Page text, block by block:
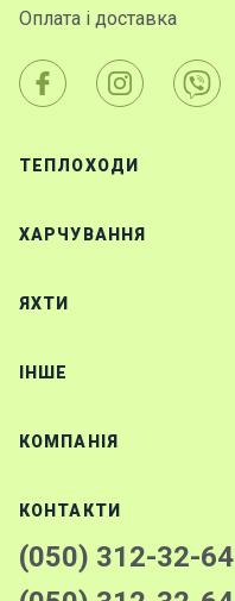
Оплата і доставка
ТЕПЛОХОДИ
ХАРЧУВАННЯ
ЯХТИ
IНШЕ
КОМПАНІЯ
КОНТАКТИ
(050) 312-32-64